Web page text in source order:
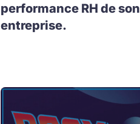
performance RH de son
entreprise.